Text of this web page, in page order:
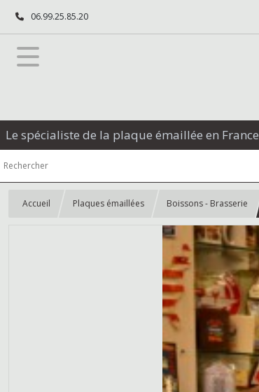
06.99.25.85.20
Le spécialiste de la plaque émaillée en France
Accueil Plaques émaillées Boissons - Brasserie